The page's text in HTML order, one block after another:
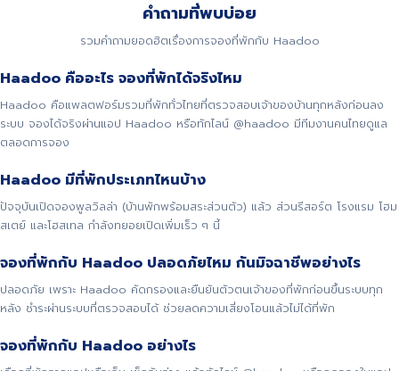
คำถามที่พบบ่อย
รวมคำถามยอดฮิตเรื่องการจองที่พักกับ Haadoo
Haadoo คืออะไร จองที่พักได้จริงไหม
Haadoo คือแพลตฟอร์มรวมที่พักทั่วไทยที่ตรวจสอบเจ้าของบ้านทุกหลังก่อนลง
ระบบ จองได้จริงผ่านแอป Haadoo หรือทักไลน์ @haadoo มีทีมงานคนไทยดูแล
ตลอดการจอง
Haadoo มีที่พักประเภทไหนบ้าง
ปัจจุบันเปิดจองพูลวิลล่า (บ้านพักพร้อมสระส่วนตัว) แล้ว ส่วนรีสอร์ต โรงแรม โฮม
สเตย์ และโฮสเทล กำลังทยอยเปิดเพิ่มเร็ว ๆ นี้
จองที่พักกับ Haadoo ปลอดภัยไหม กันมิจฉาชีพอย่างไร
ปลอดภัย เพราะ Haadoo คัดกรองและยืนยันตัวตนเจ้าของที่พักก่อนขึ้นระบบทุก
หลัง ชำระผ่านระบบที่ตรวจสอบได้ ช่วยลดความเสี่ยงโอนแล้วไม่ได้ที่พัก
จองที่พักกับ Haadoo อย่างไร